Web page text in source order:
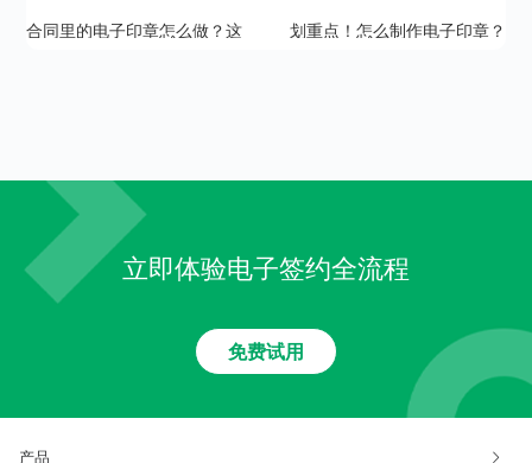
合同里的电子印章怎么做？这
划重点！怎么制作电子印章？
立即体验电子签约全流程
免费试用
产品